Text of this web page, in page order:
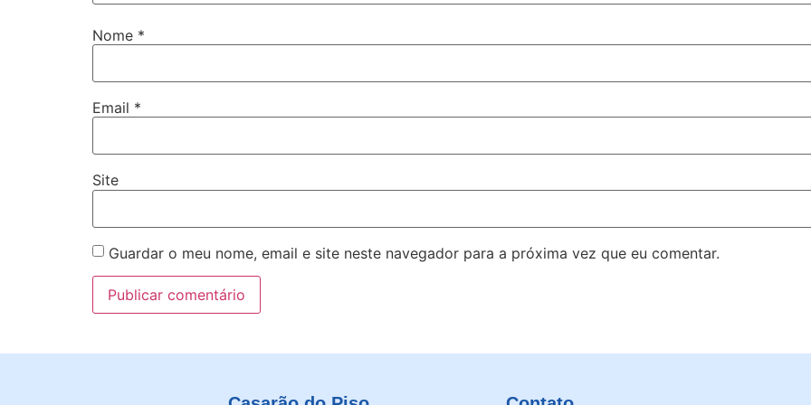
Nome *
Email *
Site
Guardar o meu nome, email e site neste navegador para a próxima vez que eu comentar.